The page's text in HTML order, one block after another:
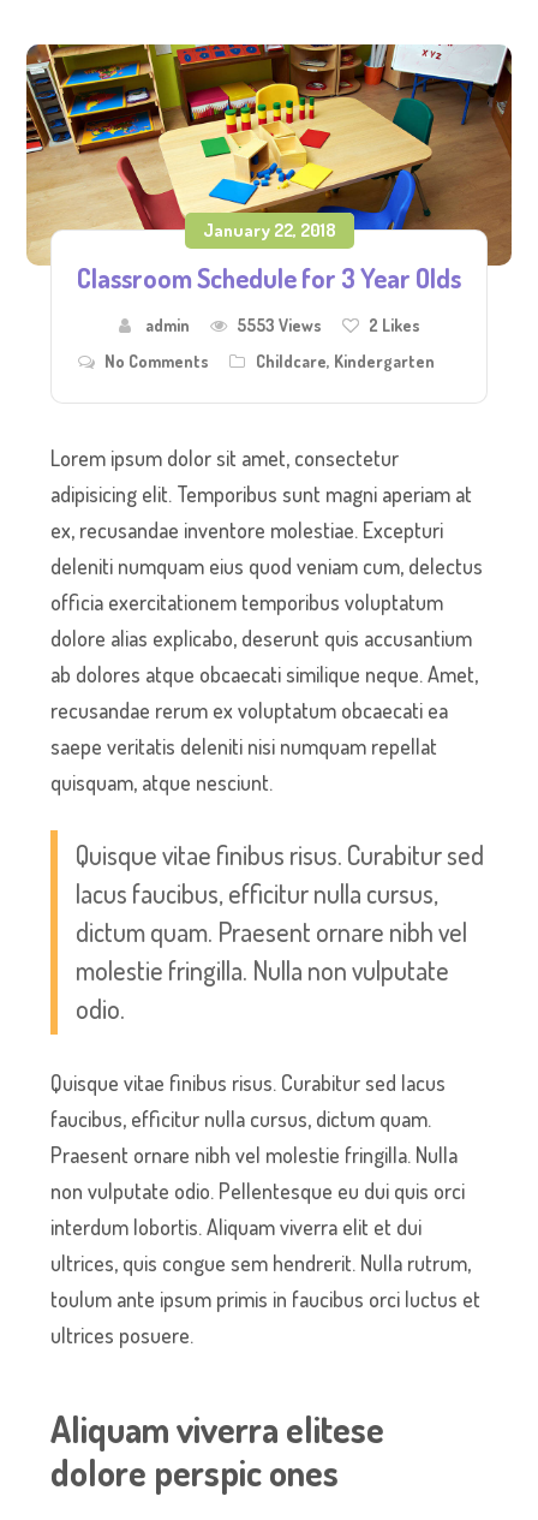
January 22, 2018
Classroom Schedule for 3 Year Olds
admin 5553 Views 2 Likes
No Comments
Childcare, Kindergarten
Lorem ipsum dolor sit amet, consectetur
adipisicing elit. Temporibus sunt magni aperiam at
ex, recusandae inventore molestiae. Excepturi
deleniti numquam eius quod veniam cum, delectus
officia exercitationem temporibus voluptatum
dolore alias explicabo, deserunt quis accusantium
ab dolores atque obcaecati similique neque. Amet,
recusandae rerum ex voluptatum obcaecati ea
saepe veritatis deleniti nisi numquam repellat
quisquam, atque nesciunt.
Quisque vitae finibus risus. Curabitur sed
lacus faucibus, efficitur nulla cursus,
dictum quam. Praesent ornare nibh vel
molestie fringilla. Nulla non vulputate
odio.
Quisque vitae finibus risus. Curabitur sed lacus
faucibus, efficitur nulla cursus, dictum quam.
Praesent ornare nibh vel molestie fringilla. Nulla
non vulputate odio. Pellentesque eu dui quis orci
interdum lobortis. Aliquam viverra elit et dui
ultrices, quis congue sem hendrerit. Nulla rutrum,
toulum ante ipsum primis in faucibus orci luctus et
ultrices posuere.
Aliquam viverra elitese
dolore perspic ones